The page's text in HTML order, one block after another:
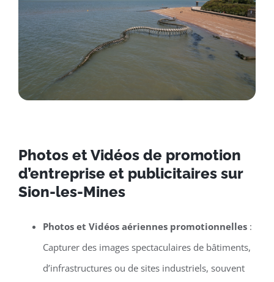
Photos et Vidéos de promotion
d’entreprise et publicitaires sur
Sion-les-Mines
Photos et Vidéos aériennes promotionnelles:
Capturer des images spectaculaires de bâtiments,
d’infrastructures ou de sites industriels, souvent